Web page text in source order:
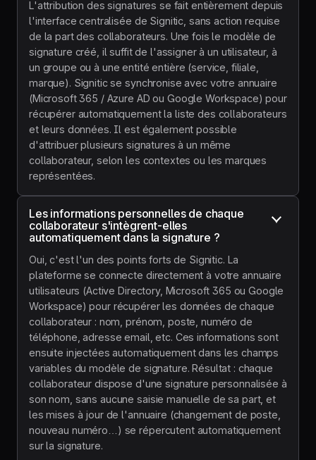
L'attribution des signatures se fait entièrement depuis
l'interface centralisée de Signitic, sans action requise
de la part des collaborateurs. Une fois le modèle de
signature créé, il suffit de l'assigner à un utilisateur, à
un groupe ou à une entité entière (service, filiale,
marque). Signitic se synchronise avec votre annuaire
(Microsoft 365 / Azure AD ou Google Workspace) pour
récupérer automatiquement la liste des collaborateurs
et leurs données. Il est également possible
d'attribuer plusieurs signatures à un même
collaborateur, selon les contextes ou les marques
représentées.
Les informations personnelles de chaque
collaborateur s'intègrent-elles
automatiquement dans la signature ?
Oui, c'est l'un des points forts de Signitic. La
plateforme se connecte directement à votre annuaire
utilisateurs (Active Directory, Microsoft 365 ou Google
Workspace) pour récupérer les données de chaque
collaborateur : nom, prénom, poste, numéro de
téléphone, adresse email, etc. Ces informations sont
ensuite injectées automatiquement dans les champs
variables du modèle de signature. Résultat : chaque
collaborateur dispose d'une signature personnalisée à
son nom, sans aucune saisie manuelle de sa part, et
les mises à jour de l'annuaire (changement de poste,
nouveau numéro…) se répercutent automatiquement
sur la signature.